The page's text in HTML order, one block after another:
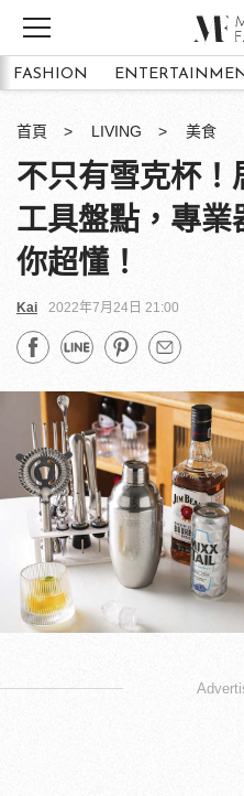
FASHION
首頁 LIVING 美食
不只有雪克杯！
工具盤點，專業
你超懂！
Kai 2022年7月24日 21:00